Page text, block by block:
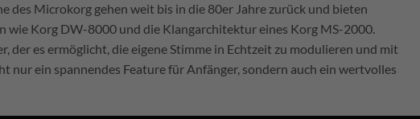
des Microkorg gehen weit bis in die 80er Jahre zurück und bieten
wie Korg DW-8000 und die Klangarchitektur eines Korg MS-2000.
der es ermöglicht, die eigene Stimme in Echtzeit zu modulieren und mit
nur ein spannendes Feature für Anfänger, sondern auch ein wertvolles